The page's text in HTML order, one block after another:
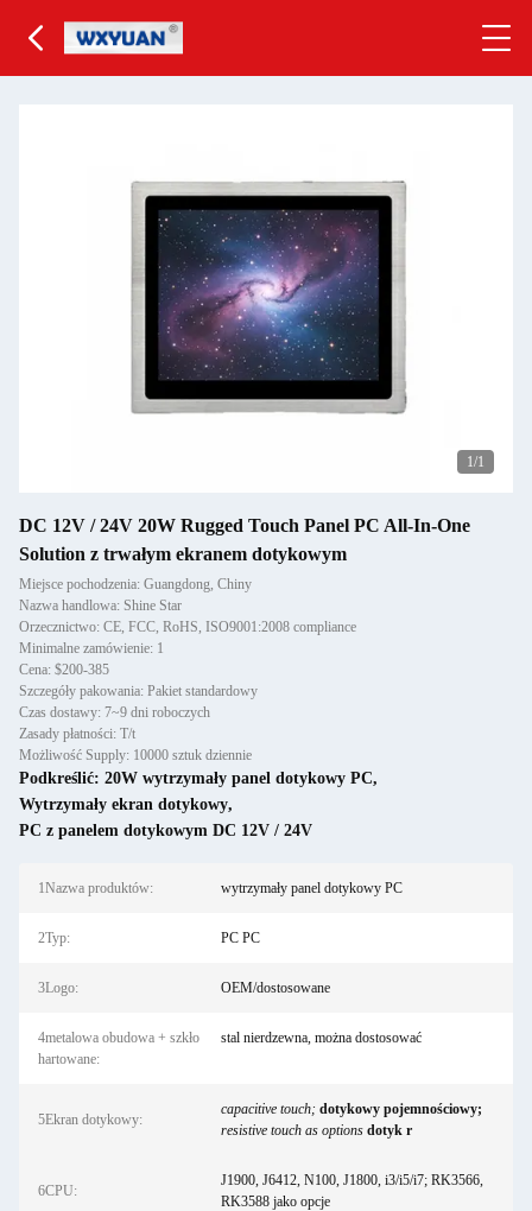
1/1
DC 12V / 24V 20W Rugged Touch Panel PC All-In-One
Solution z trwałym ekranem dotykowym
Miejsce pochodzenia: Guangdong, Chiny
Nazwa handlowa: Shine Star
Orzecznictwo: CE, FCC, RoHS, ISO9001:2008 compliance
Minimalne zamówienie: 1
Cena: $200-385
Szczegóły pakowania: Pakiet standardowy
Czas dostawy: 7~9 dni roboczych
Zasady płatności: T/t
Możliwość Supply: 10000 sztuk dziennie
Podkreślić: 20W wytrzymały panel dotykowy PC,
Wytrzymały ekran dotykowy,
PC z panelem dotykowym DC 12V / 24V
1Nazwa produktów: wytrzymały panel dotykowy PC
2Typ: PC PC
3Logo: OEM/dostosowane
4metalowa obudowa + szkło
hartowane:
stal nierdzewna, można dostosować
5Ekran dotykowy:
capacitive touch; dotykowy pojemnościowy;
resistive touch as options dotyk r
6CPU:
J1900, J6412, N100, J1800, i3/i5/i7; RK3566,
RK3588 jako opcje